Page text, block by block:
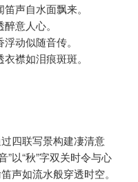
声自水面飘来。
意人心。
动似随音传。
襟如泪痕斑斑。
四联写景构建凄清意
”以“秋”字双关时令与心
声如流水般穿透时空。